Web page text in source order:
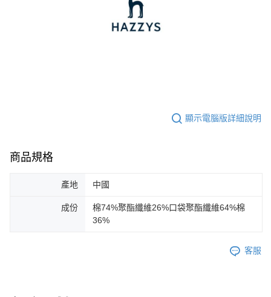
顯示電腦版詳細說明
商品規格
產地 中國
成份
棉74%聚酯纖維26%口袋聚酯纖維64%棉
36%
客服